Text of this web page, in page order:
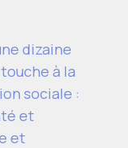
dizaine
à la
sociale :
et
et